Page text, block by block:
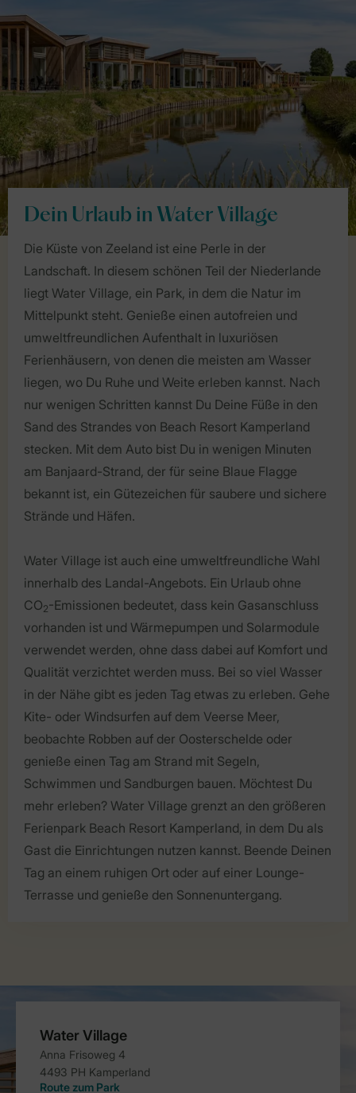
Dein Urlaub in Water Village
Die Küste von Zeeland ist eine Perle in der
Landschaft. In diesem schönen Teil der Niederlande
liegt Water Village, ein Park, in dem die Natur im
Mittelpunkt steht. Genieße einen autofreien und
umweltfreundlichen Aufenthalt in luxuriösen
Ferienhäusern, von denen die meisten am Wasser
liegen, wo Du Ruhe und Weite erleben kannst. Nach
nur wenigen Schritten kannst Du Deine Füße in den
Sand des Strandes von Beach Resort Kamperland
stecken. Mit dem Auto bist Du in wenigen Minuten
am Banjaard-Strand, der für seine Blaue Flagge
bekannt ist, ein Gütezeichen für saubere und sichere
Strände und Häfen.
Water Village ist auch eine umweltfreundliche Wahl
innerhalb des Landal-Angebots. Ein Urlaub ohne
CO2-Emissionen bedeutet, dass kein Gasanschluss
vorhanden ist und Wärmepumpen und Solarmodule
verwendet werden, ohne dass dabei auf Komfort und
Qualität verzichtet werden muss. Bei so viel Wasser
in der Nähe gibt es jeden Tag etwas zu erleben. Gehe
Kite- oder Windsurfen auf dem Veerse Meer,
beobachte Robben auf der Oosterschelde oder
genieße einen Tag am Strand mit Segeln,
Schwimmen und Sandburgen bauen. Möchtest Du
mehr erleben? Water Village grenzt an den größeren
Ferienpark Beach Resort Kamperland, in dem Du als
Gast die Einrichtungen nutzen kannst. Beende Deinen
Tag an einem ruhigen Ort oder auf einer Lounge-
Terrasse und genieße den Sonnenuntergang.